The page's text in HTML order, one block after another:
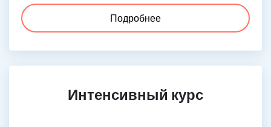
Подробнее
Интенсивный курс